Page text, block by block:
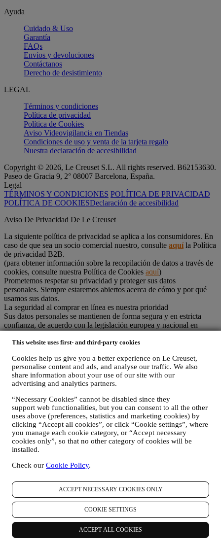
This website uses first- and third-party cookies
Cookies help us give you a better experience on Le Creuset,
personalise content and ads, and analyse our traffic. We also
share information about your use of our site with our
advertising and analytics partners.
“Necessary Cookies” cannot be disabled since they
support web functionalities, but you can consent to all the other
uses above (preferences, statistics and marketing cookies) by
clicking “Accept all cookies”, or click “Cookie settings”, where
you manage each cookie category, or “Accept necessary
cookies only”, so that no other category of cookies will be
installed.
Check our Cookie Policy.
ACCEPT NECESSARY COOKIES ONLY
COOKIE SETTINGS
ACCEPT ALL COOKIES
Ayuda
Cuidado & Uso
Garantía
FAQs
Envíos y devoluciones
Contáctanos
Derecho de desistimiento
LEGAL
Términos y condiciones
Política de privacidad
Política de Cookies
Aviso Videovigilancia en Tiendas
Condiciones de uso y venta de la tarjeta regalo
Nuestra declaración de accesibilidad
Copyright © 2026, Le Creuset S.L. All rights reserved. B62153630.
Paseo de Gracia 9, 2° 08007 Barcelona, España.
Legal
TÉRMINOS Y CONDICIONES POLÍTICA DE PRIVACIDAD
POLÍTICA DE COOKIESDeclaración de accesibilidad
Aviso De Privacidad De Le Creuset
La siguiente política de privacidad se aplica a los consumidores. En
caso de que sea un socio comercial nuestro, consulte aquíla Política
de privacidad B2B.
(para obtener información sobre la recopilación de datos a través de
cookies, consulte nuestra Política de Cookies aquí)
Prometemos respetar su privacidad y proteger sus datos
personales. Siempre estaremos abiertos acerca de cómo y por qué
usamos sus datos.
La seguridad al comprar en línea es nuestra prioridad
Sus datos personales se mantienen de forma segura y en estricta
confianza, de acuerdo con la legislación europea y nacional en
importante al comprar en línea, por lo que utilizamos la última
Utilizamos datos para facilitar su compra y adaptados a usted
Analizamos cómo los usuarios utilizan nuestro sitio web y servicios
para hacer las cosas más fáciles e interesantes.
Utilizamos datos para hacer que cocinar con Le Creuset sea una
mejor experiencia e informarle sobre noticias y ofertas
Si decide formar parte de nuestra base de datos de clientes del grupo
y recibir boletines informativos y comunicaciones de Marketing de
Le Creuset, le enviaremos contenidos especiales personalizados y le
informaremos cuando se lancen nuevos productos, si hay ofertas
exclusivas, eventos de demostraciones, show cooking o eventos
venideros, o promociones especiales dedicadas a usted.
comunicaciones de marketing en cualquier momento, de forma
comunicación (por ejemplo, para darse de baja de la newsletter
puede hacer clic en el enlace para darse de baja que aparece en la
parte inferior de cada correo electrónico). En cualquier caso, si desea
poner fin a cualquiera de nuestras actividades de marketing,
envíenos un correo electrónico aprivacy@lecreuset.com.
Procesaremos su baja lo antes posible, pero en algunas
circunstancias es posible que reciba algunas comunicaciones más